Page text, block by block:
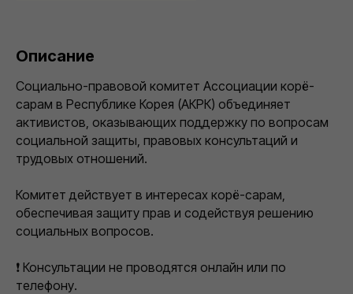
Описание
Социально-правовой комитет Ассоциации корё-
сарам в Республике Корея (АКРК) объединяет
активистов, оказывающих поддержку по вопросам
социальной защиты, правовых консультаций и
трудовых отношений.
Комитет действует в интересах корё-сарам,
обеспечивая защиту прав и содействуя решению
социальных вопросов.
❗ Консультации не проводятся онлайн или по
телефону.